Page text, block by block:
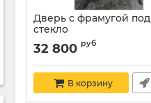
Дверь с фрамугой под
стекло
32 800 руб
В корзину